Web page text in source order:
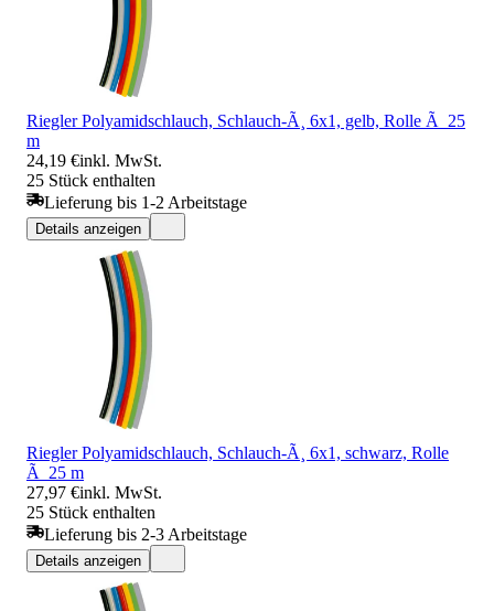
Riegler Polyamidschlauch, Schlauch-Ã¸ 6x1, gelb, Rolle Ã 25
m
24,19 €inkl. MwSt.
25 Stück enthalten
Lieferung bis 1-2 Arbeitstage
Details anzeigen
Riegler Polyamidschlauch, Schlauch-Ã¸ 6x1, schwarz, Rolle
Ã 25 m
27,97 €inkl. MwSt.
25 Stück enthalten
Lieferung bis 2-3 Arbeitstage
Details anzeigen